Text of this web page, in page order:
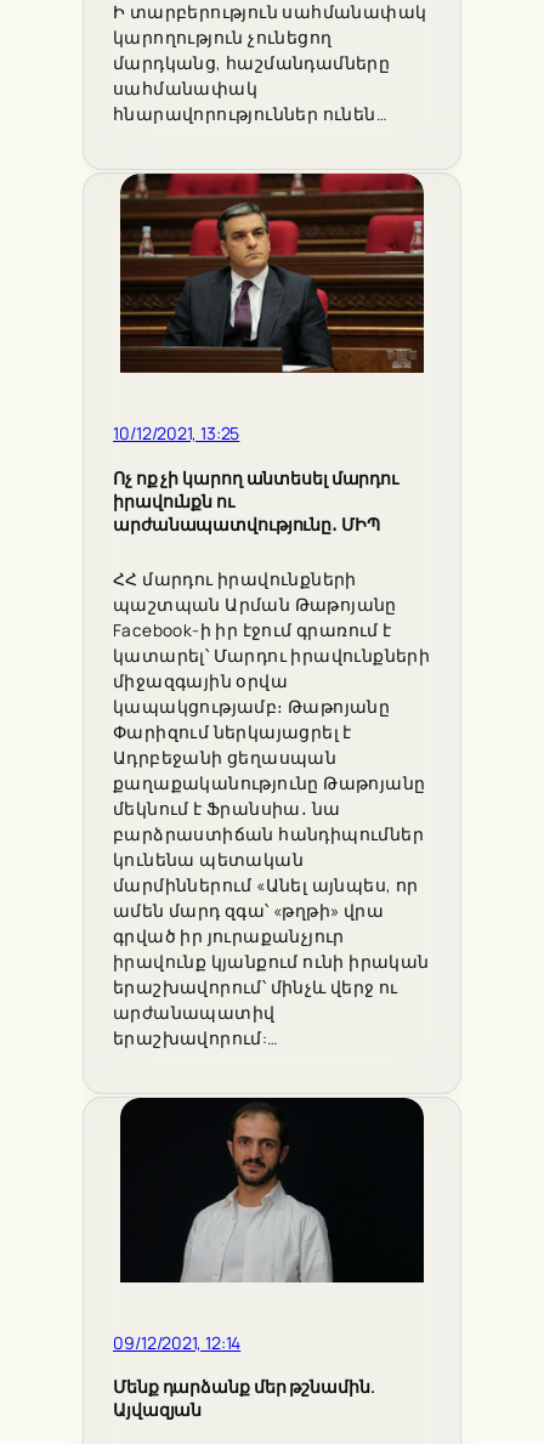
Ի տարբերություն սահմանափակ
կարողություն չունեցող
մարդկանց, հաշմանդամները
սահմանափակ
հնարավորություններ ունեն…
10/12/2021, 13:25
Ոչ ոք չի կարող անտեսել մարդու
իրավունքն ու
արժանապատվությունը․ ՄԻՊ
ՀՀ մարդու իրավունքների
պաշտպան Արման Թաթոյանը
Facebook-ի իր էջում գրառում է
կատարել՝ Մարդու իրավունքների
միջազգային օրվա
կապակցությամբ։ Թաթոյանը
Փարիզում ներկայացրել է
Ադրբեջանի ցեղասպան
քաղաքականությունը Թաթոյանը
մեկնում է Ֆրանսիա․ նա
բարձրաստիճան հանդիպումներ
կունենա պետական
մարմիններում «Անել այնպես, որ
ամեն մարդ զգա՝ «թղթի» վրա
գրված իր յուրաքանչյուր
իրավունք կյանքում ունի իրական
երաշխավորում՝ մինչև վերջ ու
արժանապատիվ
երաշխավորում:…
09/12/2021, 12:14
Մենք դարձանք մեր թշնամին.
Այվազյան